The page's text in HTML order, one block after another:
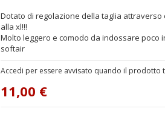
Dotato di regolazione della taglia attraverso
alla xl!!!
Molto leggero e comodo da indossare poco
softair
Accedi per essere avvisato quando il prodotto
11,00 €